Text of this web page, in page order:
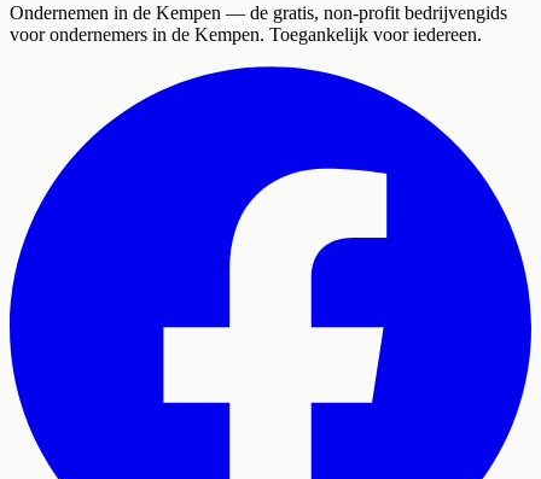
Ondernemen in de Kempen — de gratis, non-profit bedrijvengids
voor ondernemers in de Kempen. Toegankelijk voor iedereen.